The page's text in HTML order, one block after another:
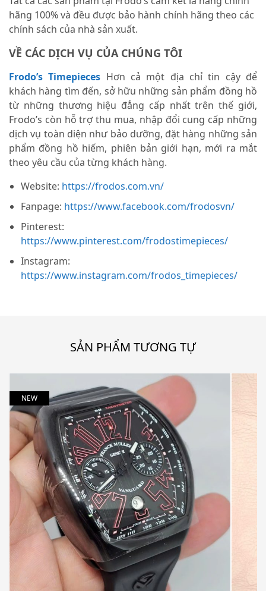
hãng 100% và đều được bảo hành chính hãng theo các
chính sách của nhà sản xuất.
VỀ CÁC DỊCH VỤ CỦA CHÚNG TÔI
Frodo’s Timepieces Hơn cả một địa chỉ tin cậy để
khách hàng tìm đến, sở hữu những sản phẩm đồng hồ
từ những thương hiệu đẳng cấp nhất trên thế giới,
Frodo’s còn hỗ trợ thu mua, nhập đổi cung cấp những
dịch vụ toàn diện như bảo dưỡng, đặt hàng những sản
phẩm đồng hồ hiếm, phiên bản giới hạn, mới ra mắt
theo yêu cầu của từng khách hàng.
Website: https://frodos.com.vn/
Fanpage: https://www.facebook.com/frodosvn/
Pinterest:
https://www.pinterest.com/frodostimepieces/
Instagram:
https://www.instagram.com/frodos_timepieces/
SẢN PHẨM TƯƠNG TỰ
NEW